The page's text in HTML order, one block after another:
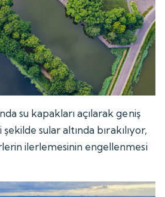
su kapakları açılarak geniş
sular altında bırakılıyor,
ilerlemesinin engellenmesi